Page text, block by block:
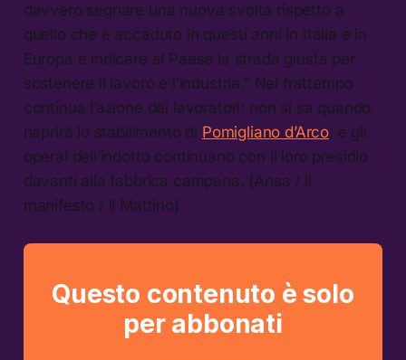
davvero segnare una nuova svolta rispetto a
quello che è accaduto in questi anni in Italia e in
Europa e indicare al Paese la strada giusta per
sostenere il lavoro e l’industria.” Nel frattempo
continua l’azione dei lavoratori: non si sa quando
riaprirà lo stabilimento di Pomigliano d’Arco, e gli
operai dell’indotto continuano con il loro presidio
davanti alla fabbrica campana. (Ansa / il
manifesto / il Mattino)
Questo contenuto è solo
per abbonati